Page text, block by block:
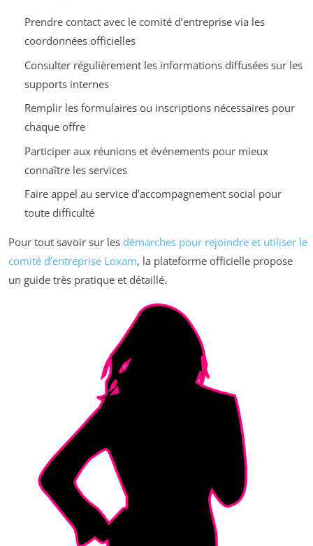
Prendre contact avec le comité d’entreprise via les
coordonnées officielles
Consulter régulièrement les informations diffusées sur les
supports internes
Remplir les formulaires ou inscriptions nécessaires pour
chaque offre
Participer aux réunions et événements pour mieux
connaître les services
Faire appel au service d’accompagnement social pour
toute difficulté
Pour tout savoir sur les démarches pour rejoindre et utiliser le
comité d’entreprise Loxam, la plateforme officielle propose
un guide très pratique et détaillé.